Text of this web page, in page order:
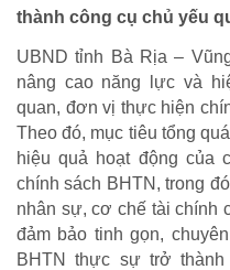
thành công cụ chủ yếu
UBND tỉnh Bà Rịa –
nâng cao năng lực và
quan, đơn vị thực hiện
Theo đó, mục tiêu tổng
hiệu quả hoạt động của
chính sách BHTN, trong
nhân sự, cơ chế tài chính
đảm bảo tinh gọn,
BHTN thực sự trở